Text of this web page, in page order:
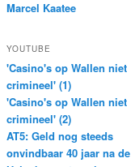
Marcel Kaatee
YOUTUBE
'Casino's op Wallen niet
crimineel' (1)
'Casino's op Wallen niet
crimineel' (2)
AT5: Geld nog steeds
onvindbaar 40 jaar na de